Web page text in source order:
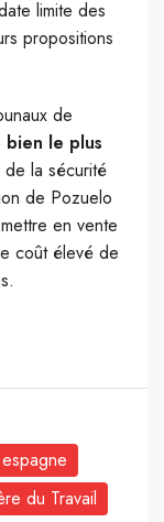
limite des
propositions
de
bien le plus
de la sécurité
de Pozuelo
en vente
coût élevé de
espagne
du Travail